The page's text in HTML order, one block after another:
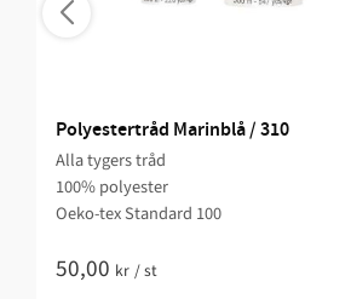
Polyestertråd Marinblå / 310
Alla tygers tråd
100% polyester
Oeko-tex Standard 100
50,00 kr /st